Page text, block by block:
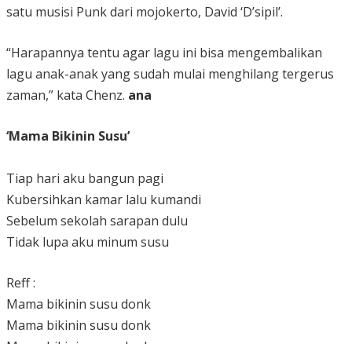
satu musisi Punk dari mojokerto, David ‘D’sipil’.
“Harapannya tentu agar lagu ini bisa mengembalikan
lagu anak-anak yang sudah mulai menghilang tergerus
zaman,” kata Chenz. ana
‘Mama Bikinin Susu’
Tiap hari aku bangun pagi
Kubersihkan kamar lalu kumandi
Sebelum sekolah sarapan dulu
Tidak lupa aku minum susu
Reff :
Mama bikinin susu donk
Mama bikinin susu donk